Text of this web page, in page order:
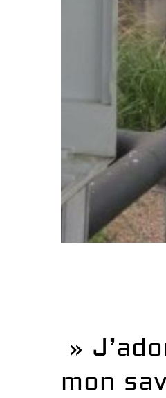
»
mon